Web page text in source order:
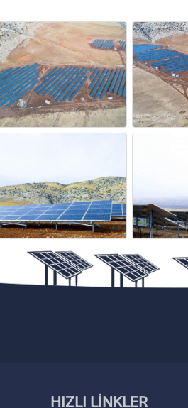
HIZLI LİNKLER